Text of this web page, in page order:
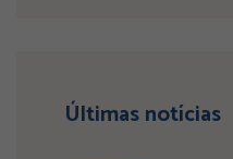
Últimas notícias